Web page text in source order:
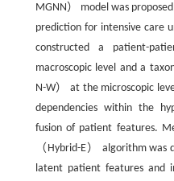
MGNN） model was
prediction for intensive care
constructed a patient-
macroscopic level and a
N-W） at the microscopic
dependencies within the
fusion of patient features.
（Hybrid-E） algorithm
latent patient features and